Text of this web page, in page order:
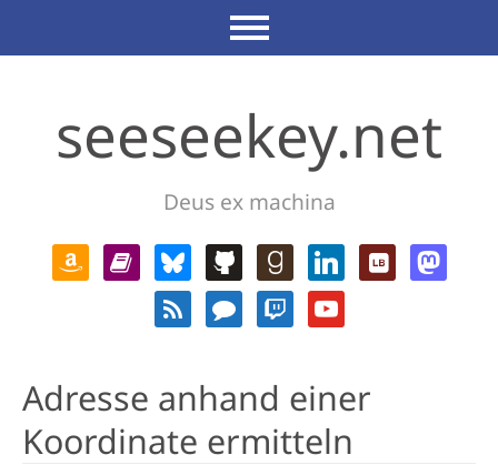
seeseekey.net
Deus ex machina
Adresse anhand einer
Koordinate ermitteln